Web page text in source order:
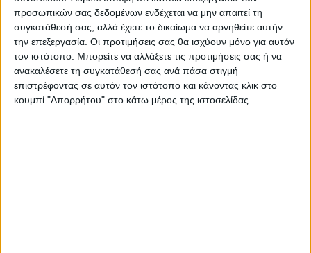
προσωπικών σας δεδομένων ενδέχεται να μην απαιτεί τη
συγκατάθεσή σας, αλλά έχετε το δικαίωμα να αρνηθείτε αυτήν
την επεξεργασία. Οι προτιμήσεις σας θα ισχύουν μόνο για αυτόν
τον ιστότοπο. Μπορείτε να αλλάξετε τις προτιμήσεις σας ή να
ανακαλέσετε τη συγκατάθεσή σας ανά πάσα στιγμή
επιστρέφοντας σε αυτόν τον ιστότοπο και κάνοντας κλικ στο
κουμπί "Απορρήτου" στο κάτω μέρος της ιστοσελίδας.
ΣΚΑΜΠΟ ΜΠΑΡ ΣΚΑΜΠΟ ΜΠΑΡ